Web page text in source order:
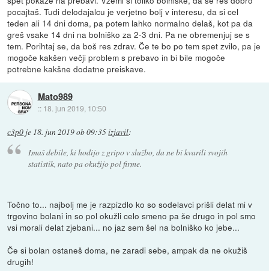
pocajtaš. Tudi delodajalcu je verjetno bolj v interesu, da si cel
teden ali 14 dni doma, pa potem lahko normalno delaš, kot pa da
greš vsake 14 dni na bolniško za 2-3 dni. Pa ne obremenjuj se s
tem. Porihtaj se, da boš res zdrav. Če te bo po tem spet zvilo, pa je
mogoče kakšen večji problem s prebavo in bi bile mogoče
potrebne kakšne dodatne preiskave.
Mato989
:: 18. jun 2019, 10:50
c3p0 je 18. jun 2019 ob 09:35izjavil:
Imaš debile, ki hodijo z gripo v službo, da ne bi kvarili svojih
statistik, nato pa okužijo pol firme.
Točno to... najbolj me je razpizdlo ko so sodelavci prišli delat mi v
trgovino bolani in so pol okužli celo smeno pa še drugo in pol smo
vsi morali delat zjebani... no jaz sem šel na bolniško ko jebe...
Če si bolan ostaneš doma, ne zaradi sebe, ampak da ne okužiš
drugih!